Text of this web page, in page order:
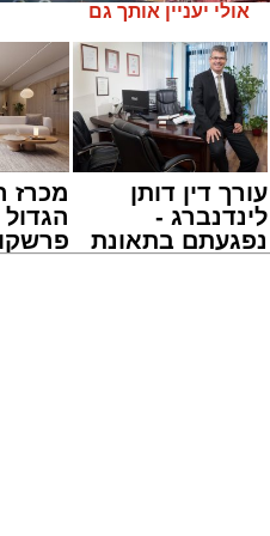
של השער הימי המרכזי בישראל
מאתגרת, שהתאפיינה במעבר
– לצד קשיים ביטחוניים,
אולי יעניין אותך גם
עורך דין דותן
לינדנברג -
נפגעתם בתאונת
מכרז